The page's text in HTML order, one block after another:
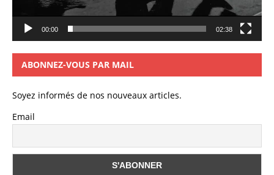
00:00 02:38
ABONNEZ-VOUS PAR MAIL
Soyez informés de nos nouveaux articles.
Email